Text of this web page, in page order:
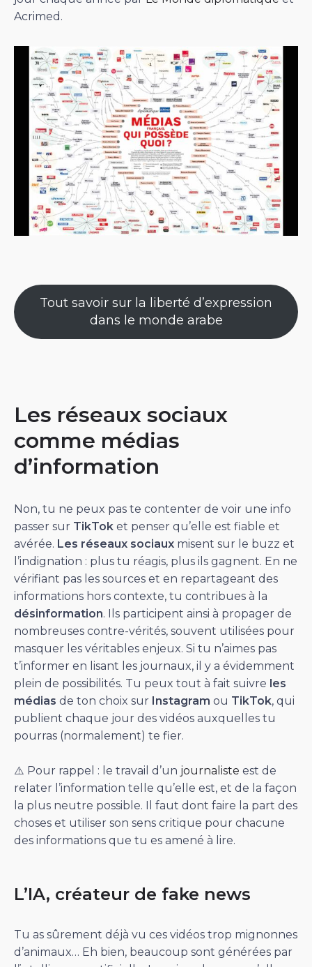
Acrimed.
Tout savoir sur la liberté d’expression
dans le monde arabe
Les réseaux sociaux
comme médias
d’information
Non, tu ne peux pas te contenter de voir une info
passer sur TikTok et penser qu’elle est fiable et
avérée. Les réseaux sociaux misent sur le buzz et
l’indignation : plus tu réagis, plus ils gagnent. En ne
vérifiant pas les sources et en repartageant des
informations hors contexte, tu contribues à la
désinformation. Ils participent ainsi à propager de
nombreuses contre-vérités, souvent utilisées pour
masquer les véritables enjeux. Si tu n’aimes pas
t’informer en lisant les journaux, il y a évidemment
plein de possibilités. Tu peux tout à fait suivre les
médias de ton choix sur Instagram ou TikTok, qui
publient chaque jour des vidéos auxquelles tu
pourras (normalement) te fier.
⚠️ Pour rappel : le travail d’un journaliste est de
relater l’information telle qu’elle est, et de la façon
la plus neutre possible. Il faut dont faire la part des
choses et utiliser son sens critique pour chacune
des informations que tu es amené à lire.
L’IA, créateur de fake news
Tu as sûrement déjà vu ces vidéos trop mignonnes
d’animaux… Eh bien, beaucoup sont générées par